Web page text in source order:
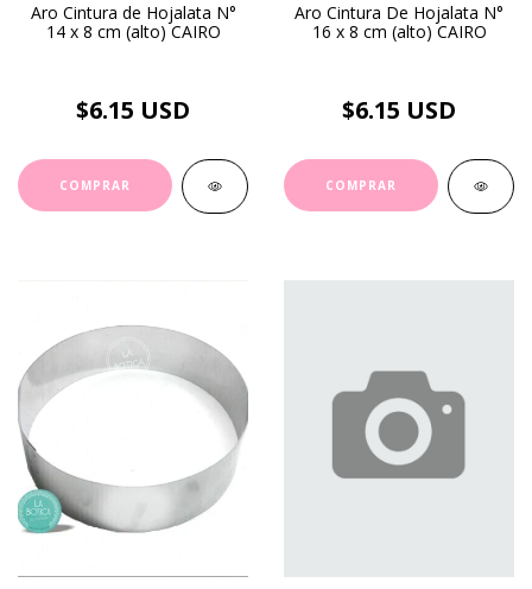
Aro Cintura de Hojalata N°
14 x 8 cm (alto) CAIRO
$6.15 USD
Aro Cintura De Hojalata N°
16 x 8 cm (alto) CAIRO
$6.15 USD